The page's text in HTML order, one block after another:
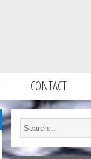
CONTACT